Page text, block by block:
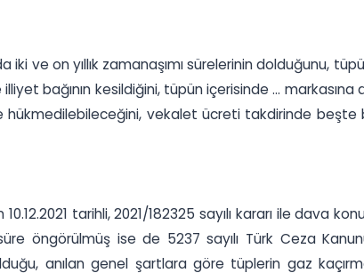
iki ve on yıllık zamanaşımı sürelerinin dolduğunu,
bağının kesildiğini, tüpün içerisinde ...
vekalet ücreti takdirinde beşte
tarihli, 2021/182325 sayılı kararı ile dava
öngörülmüş ise de 5237 sayılı Türk Ceza
anılan genel şartlara göre tüplerin gaz